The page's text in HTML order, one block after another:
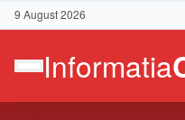
9 August 2026